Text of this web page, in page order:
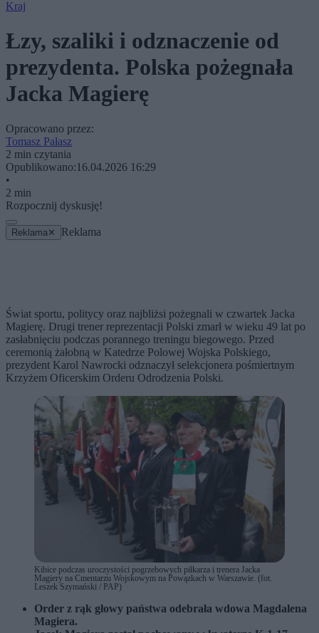
Kraj
Łzy, szaliki i odznaczenie od
prezydenta. Polska pożegnała
Jacka Magierę
Opracowano przez:
Tomasz Pałasz
2 min czytania
Opublikowano:16.04.2026 16:29
•
2 min
Rozpocznij dyskusję!
Reklama ✕ Reklama
Świat sportu, politycy oraz najbliżsi pożegnali w czwartek Jacka
Magierę. Drugi trener reprezentacji Polski zmarł w wieku 49 lat po
zasłabnięciu podczas porannego treningu biegowego. Przed
ceremonią żałobną w Katedrze Polowej Wojska Polskiego,
prezydent Karol Nawrocki odznaczył selekcjonera pośmiertnym
Krzyżem Oficerskim Orderu Odrodzenia Polski.
Kibice podczas uroczystości pogrzebowych piłkarza i trenera Jacka
Magiery na Cmentarzu Wojskowym na Powązkach w Warszawie. (fot.
Leszek Szymański / PAP)
Order z rąk głowy państwa odebrała wdowa Magdalena
Magiera.